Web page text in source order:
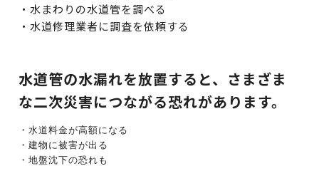
・水まわりの水道管を調べる
・水道修理業者に調査を依頼する
水道管の水漏れを放置すると、さまざま
な二次災害につながる恐れがあります。
・建物に被害が出る
・地盤沈下の恐れも